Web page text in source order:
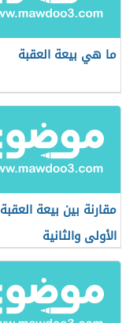
ما هي بيعة العقبة
مقارنة بين بيعة العقبة
الأولى والثانية